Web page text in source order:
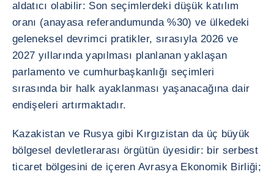
aldatıcı olabilir: Son seçimlerdeki düşük katılım
oranı (anayasa referandumunda %30) ve ülkedeki
geleneksel devrimci pratikler, sırasıyla 2026 ve
2027 yıllarında yapılması planlanan yaklaşan
parlamento ve cumhurbaşkanlığı seçimleri
sırasında bir halk ayaklanması yaşanacağına dair
endişeleri artırmaktadır.
Kazakistan ve Rusya gibi Kırgızistan da üç büyük
bölgesel devletlerarası örgütün üyesidir: bir serbest
ticaret bölgesini de içeren Avrasya Ekonomik Birliği;